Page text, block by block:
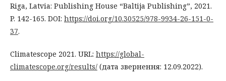
Riga, Latvia: Publishing House “Baltija Publishing”, 2021.
P. 142-165. DOI: https://doi.org/10.30525/978-9934-26-151-0-
37.
Climatescope 2021. URL: https://global-
climatescope.org/results/ (дата звернення: 12.09.2022).